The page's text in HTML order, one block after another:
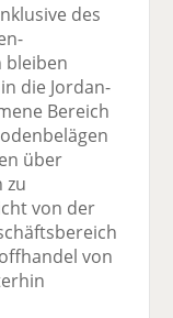
des
bleiben
die Jordan-
Bereich
über
zu
von der
von